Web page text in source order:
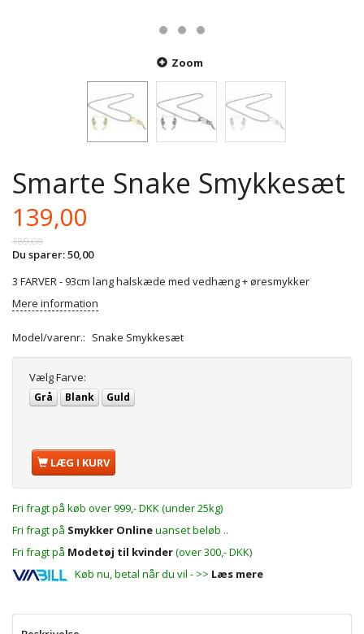
Zoom
Smarte Snake Smykkesæt
139,00
189,00
Du sparer:50,00
3 FARVER - 93cm lang halskæde med vedhæng + øresmykker
Mere information
Model/varenr.: Snake Smykkesæt
VælgFarve:
Grå Blank Guld
LÆG I KURV
Fri fragt på køb over 999,- DKK (under 25kg)
Fri fragt på Smykker Onlineuanset beløb ..
Fri fragt på Modetøj til kvinder(over 300,- DKK)
Køb nu, betal når du vil - >> Læs mere